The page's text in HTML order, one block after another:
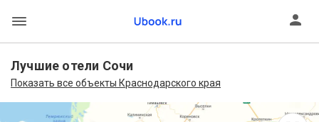
Лучшие отели Сочи
Показать все объекты Краснодарского края